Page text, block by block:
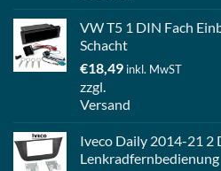
VW T5 1 DIN Fach
Schacht
€18,49 inkl. MwST
zzgl.
Versand
Iveco Daily 2014-21 2
Lenkradfernbedienung